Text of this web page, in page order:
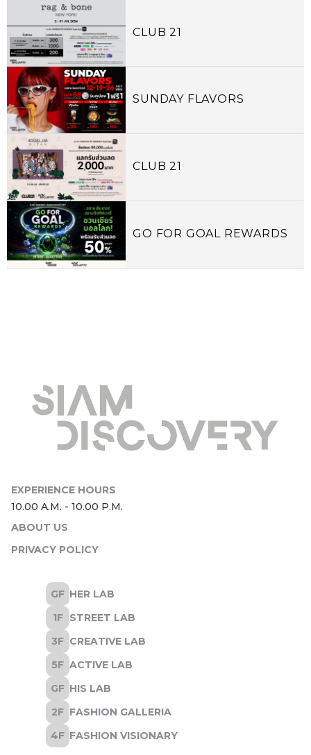
CLUB 21
SUNDAY FLAVORS
CLUB 21
GO FOR GOAL REWARDS
ABOUT US
PRIVACY POLICY